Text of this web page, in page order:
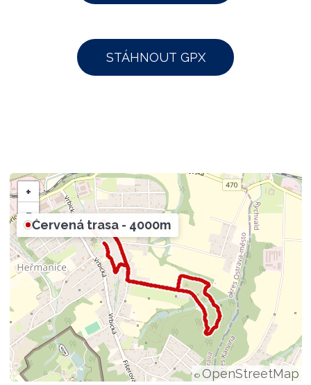
STÁHNOUT GPX
+
−
© OpenStreetMap
Červená trasa - 4000m